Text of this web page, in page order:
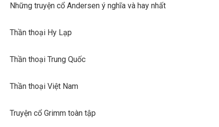
Những truyện cổ Andersen ý nghĩa và hay nhất
Thần thoại Hy Lạp
Thần thoại Trung Quốc
Thần thoại Việt Nam
Truyện cổ Grimm toàn tập